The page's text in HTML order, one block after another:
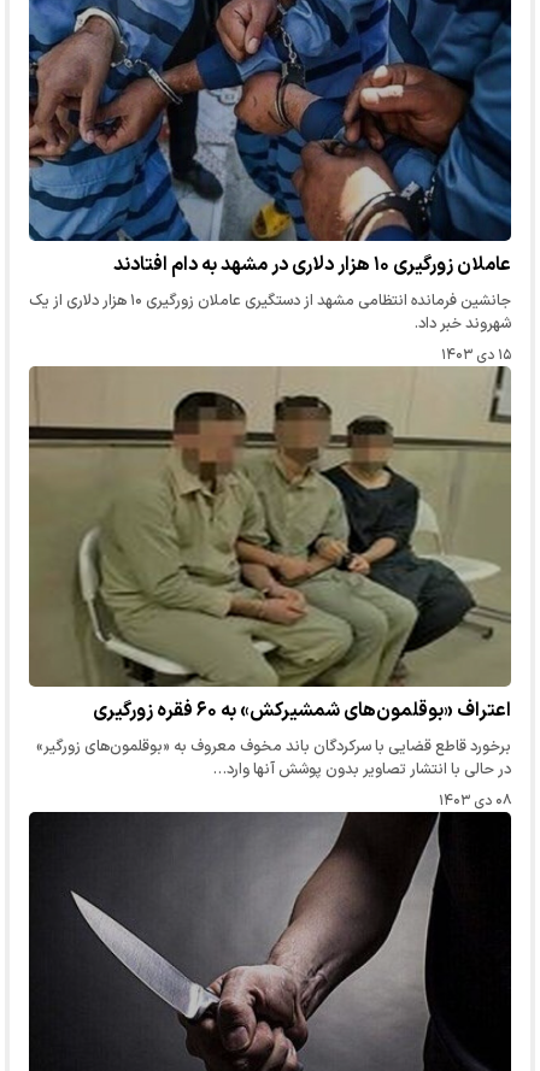
عاملان زورگیری ۱۰ هزار دلاری در مشهد به دام افتادند
جانشین فرمانده انتظامی مشهد از دستگیری عاملان زورگیری ۱۰ هزار دلاری از یک
شهروند خبر داد.
۱۵ دی ۱۴۰۳
اعتراف «بوقلمون‌های شمشیرکش» به ۶۰ فقره زورگیری
برخورد قاطع قضایی با سرکردگان باند مخوف معروف به «بوقلمون‌های زورگیر»
در حالی با انتشار تصاویر بدون پوشش آنها وارد…
۰۸ دی ۱۴۰۳